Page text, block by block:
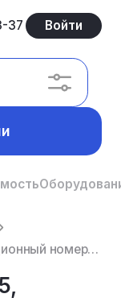
37 Войти
Автомобиль Газ 2705, идентификационный номер (VIN) Х96270500D0758678, 2013 г.в.